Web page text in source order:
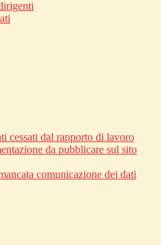
cessati dal rapporto di lavoro
da pubblicare sul sito
comunicazione dei dati